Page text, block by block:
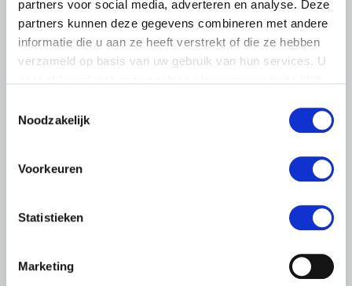
partners voor social media, adverteren en analyse. Deze
partners kunnen deze gegevens combineren met andere
informatie die u aan ze heeft verstrekt of die ze hebben
verzameld op basis van uw gebruik van hun services. U
Noodzakelijk
Voorkeuren
Statistieken
Marketing
Súdwest-Fryslân
Maarten Goudzwaard (JA21) en beleidsmedewerker
Ronald Oenema op het melkveebedrijf van Jolmer de
Lees meer